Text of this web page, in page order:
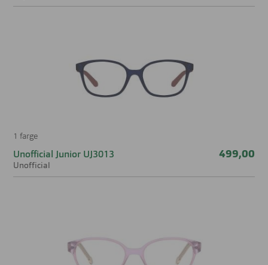
1 farge
Unofficial Junior UJ3013
Unofficial
499,00